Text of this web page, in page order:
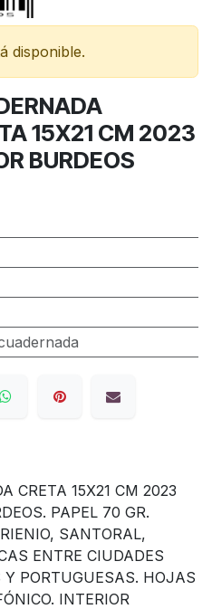
disponible.
15X21 CM 2023
BURDEOS
CRETA 15X21 CM 2023
PAPEL 70 GR.
SANTORAL,
ENTRE CIUDADES
PORTUGUESAS. HOJAS
INTERIOR